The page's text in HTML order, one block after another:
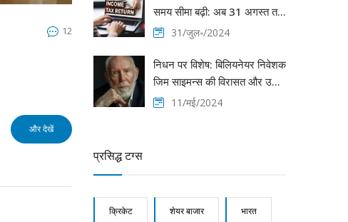
12
और देखें
समय सीमा बढ़ी: अब 31 अगस्त तक
कर सकेंगे फाइलिंग
31/जुल॰/2024
निधन पर विशेष: बिलियनेयर निवेशक
जिम साइमन्स की विरासत और उनके
ज्ञान की याद
11/मई/2024
प्रसिद्ध टग्स
क्रिकेट शेयर बाजार भारत